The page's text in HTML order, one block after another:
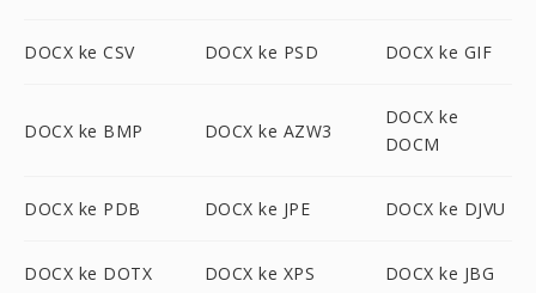
DOCX ke CSV DOCX ke PSD DOCX ke GIF
DOCX ke BMP DOCX ke AZW3
DOCX ke
DOCM
DOCX ke PDB DOCX ke JPE DOCX ke DJVU
DOCX ke DOTX DOCX ke XPS DOCX ke JBG